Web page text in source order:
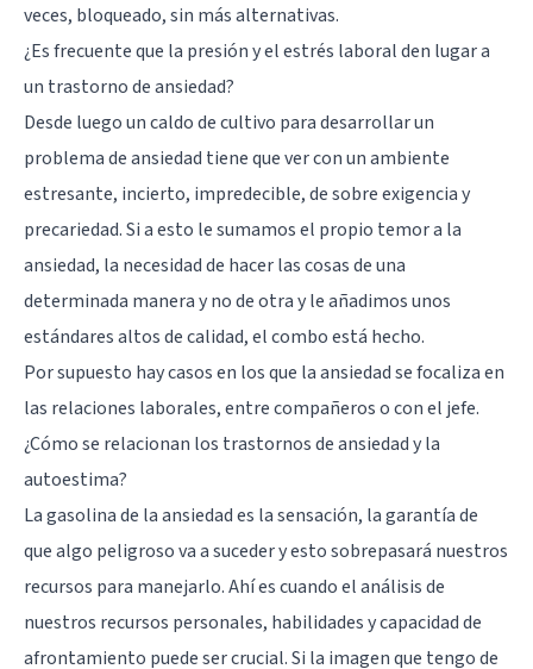
veces, bloqueado, sin más alternativas.
¿Es frecuente que la presión y el estrés laboral den lugar a
un trastorno de ansiedad?
Desde luego un caldo de cultivo para desarrollar un
problema de ansiedad tiene que ver con un ambiente
estresante, incierto, impredecible, de sobre exigencia y
precariedad. Si a esto le sumamos el propio temor a la
ansiedad, la necesidad de hacer las cosas de una
determinada manera y no de otra y le añadimos unos
estándares altos de calidad, el combo está hecho.
Por supuesto hay casos en los que la ansiedad se focaliza en
las relaciones laborales, entre compañeros o con el jefe.
¿Cómo se relacionan los trastornos de ansiedad y la
autoestima?
La gasolina de la ansiedad es la sensación, la garantía de
que algo peligroso va a suceder y esto sobrepasará nuestros
recursos para manejarlo. Ahí es cuando el análisis de
nuestros recursos personales, habilidades y capacidad de
afrontamiento puede ser crucial. Si la imagen que tengo de